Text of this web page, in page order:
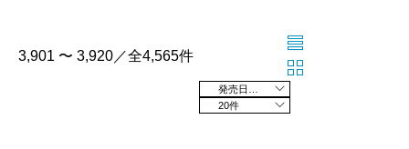
3,901 〜 3,920／全4,565件
20件